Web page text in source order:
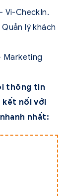
Vi-CheckIn.
lý khách
Marketing
thông tin
kết nối với
nhất: